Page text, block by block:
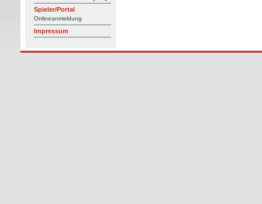
Spieler/Portal
Onlineanmeldung
Impressum